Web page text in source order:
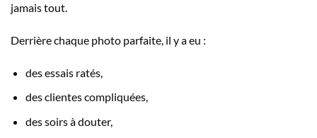
jamais tout.
Derrière chaque photo parfaite, il y a eu :
des essais ratés,
des clientes compliquées,
des soirs à douter,